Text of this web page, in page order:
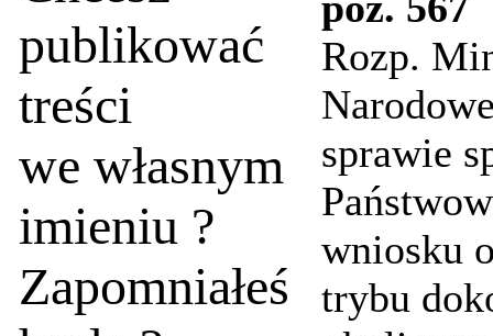
publikować
treści
we własnym
imieniu ?
Zapomniałeś
Rozp.
sprawie
wniosku
trybu